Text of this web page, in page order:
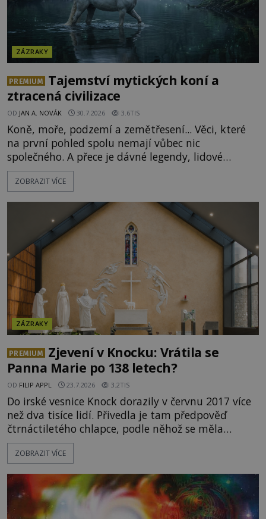
ZÁZRAKY
PREMIUM
Tajemství mytických koní a
ztracená civilizace
OD JAN A. NOVÁK 30.7.2026 3.6TIS
Koně, moře, podzemí a zemětřesení... Věci, které
na první pohled spolu nemají vůbec nic
společného. A přece je dávné legendy, lidové
pohádky i podvědomí psychicky nemocných lidí
podivným způsobem vzájemně propojují. Je
tajemství pocházející ze samých počátků lidské
civilizace? Nebo dokonce z temných vod minulosti
ještě mnohem hlubších? [g
ZOBRAZIT VÍCE
ZÁZRAKY
PREMIUM
Zjevení v Knocku: Vrátila se
Panna Marie po 138 letech?
OD FILIP APPL 23.7.2026 3.2TIS
Do irské vesnice Knock dorazily v červnu 2017 více
než dva tisíce lidí. Přivedla je tam předpověď
čtrnáctiletého chlapce, podle něhož se měla
přesně ve tři hodiny odpoledne zjevit Panna Marie.
Když slunce vystoupilo z mraků, část davu začala
chlapcovo proroctví, nebo poutníci spatřili pouze
neobvyklou hru světla? [gallery
ids="170530,170531,1705
ZOBRAZIT VÍCE